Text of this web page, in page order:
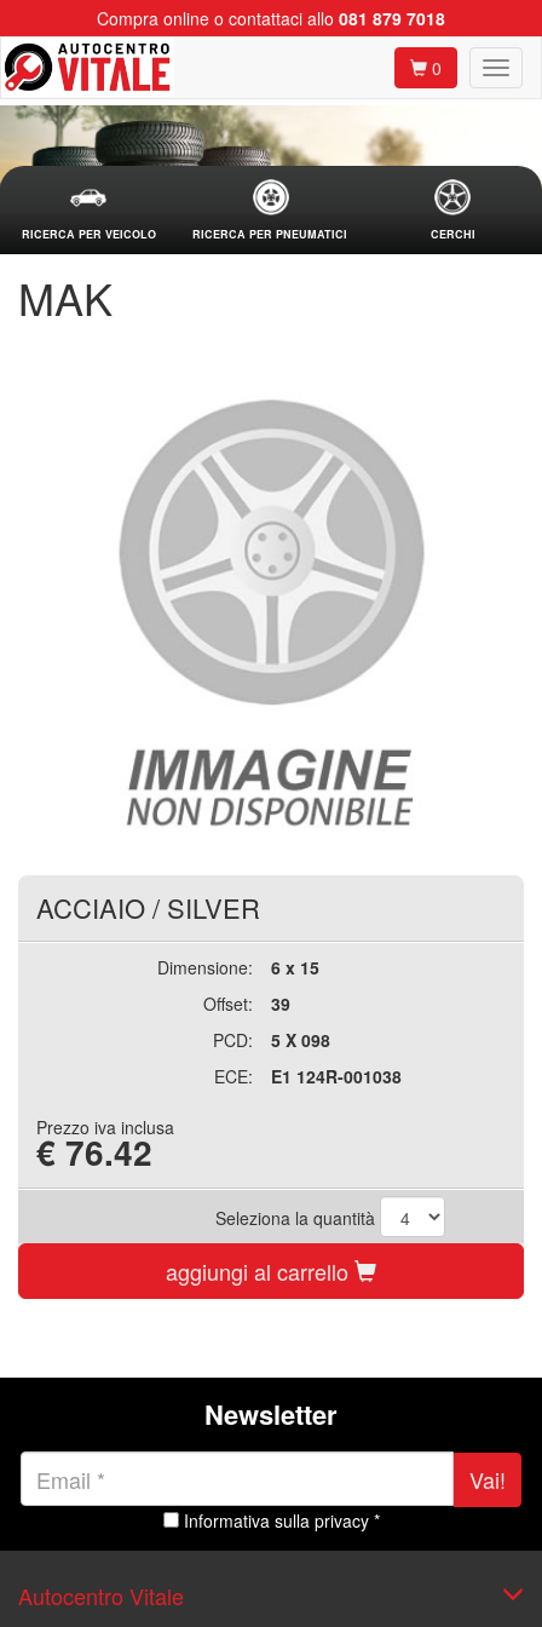
Compra online o contattaci allo 081 879 7018
0
RICERCA PER VEICOLO RICERCA PER PNEUMATICI CERCHI
MAK
ACCIAIO/ SILVER
Dimensione:
6 x 15
Offset:
39
PCD:
5 X 098
ECE:
E1 124R-001038
Prezzo iva inclusa
€ 76.42
Seleziona la quantità
aggiungi al carrello
Newsletter
Vai!
Informativa sulla privacy *
Autocentro Vitale